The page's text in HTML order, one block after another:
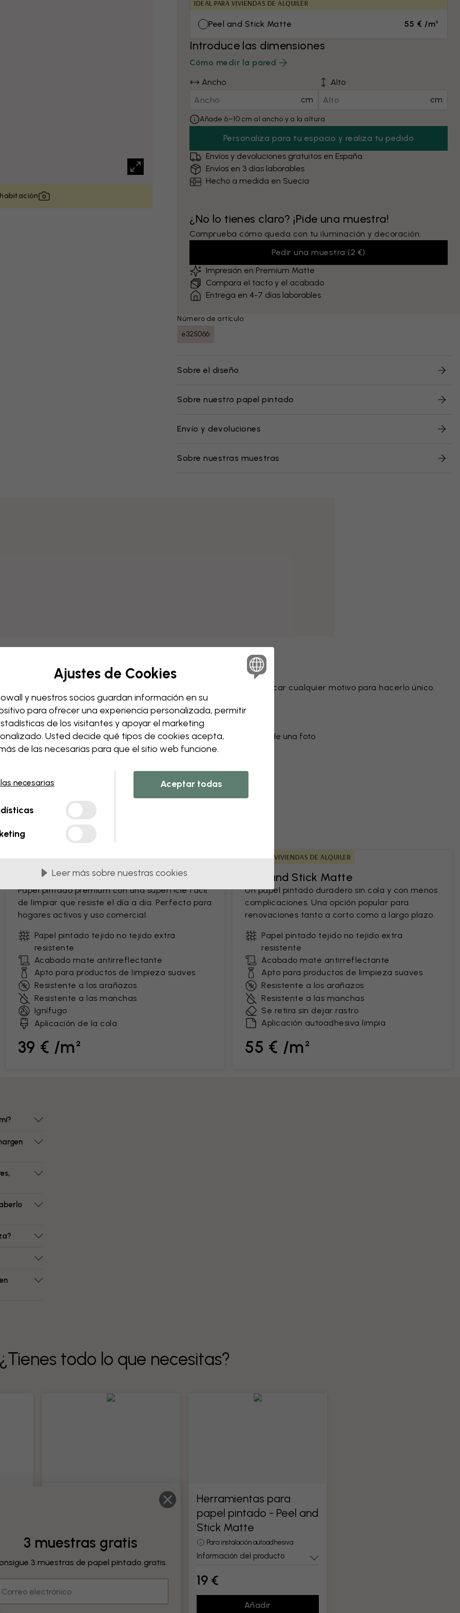
IDEAL PARA VIVIENDAS DE ALQUILER
Peel and Stick Matte 55 € /m²
Introduce las dimensiones
Cómo medir la pared
Ancho
cm
Alto
cm
Añade 6–10 cm al ancho y a la altura
Personaliza para tu espacio y realiza tu pedido
Envíos y devoluciones gratuitos en España
Envíos en 3 días laborables
Hecho a medida en Suecia
¿No lo tienes claro? ¡Pide una muestra!
Comprueba cómo queda con tu iluminación y decoración.
Pedir una muestra (2 €)
Impresión en Premium Matte
Compara el tacto y el acabado
Entrega en 4-7 días laborables
Número de artículo:
e325066
Sobre el diseño
Sobre nuestro papel pintado
Envío y devoluciones
Sobre nuestras muestras
Modifica tu papel pintado
Nuestro equipo de diseño puede modificar cualquier motivo para hacerlo único.
Cambia el tamaño o los colores
Añade o elimina un elemento
Personaliza un detalle
Crea tu propio papel pintado a partir de una foto
Solicita tus cambios
PVC Suministrados en paneles de 45 cm
MÁS POPULARES
Premium Matte
Papel pintado premium con una superficie fácil
de limpiar que resiste el día a día. Perfecto para
hogares activos y uso comercial.
Papel pintado tejido no tejido extra
resistente
Acabado mate antirreflectante
Apto para productos de limpieza suaves
Resistente a los arañazos
Resistente a las manchas
Ignífugo
Aplicación de la cola
39 € /m²
IDEAL PARA VIVIENDAS DE ALQUILER
Peel and Stick Matte
Un papel pintado duradero sin cola y con menos
complicaciones. Una opción popular para
renovaciones tanto a corto como a largo plazo.
Papel pintado tejido no tejido extra
resistente
Acabado mate antirreflectante
Apto para productos de limpieza suaves
Resistente a los arañazos
Resistente a las manchas
Se retira sin dejar rastro
Aplicación autoadhesiva limpia
55 € /m²
¿Tienes todo lo que necesitas?
su
pintado
Información del producto
19 €
Herramientas para
papel pintado - Peel and
Stick Matte
Para instalación autoadhesiva
Información del producto
19 €
Añadir
3 muestras gratis
3 muestras de papel pintado gratis.
Ajustes de Cookies
y nuestros socios guardan información en su
para ofrecer una experiencia personalizada, permitir
de los visitantes y apoyar el marketing
Usted decide qué tipos de cookies acepta,
de las necesarias para que el sitio web funcione.
necesarias Aceptar todas
Leer más sobre nuestras cookies